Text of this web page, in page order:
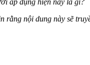
áp dụng hiện nay là gì?
nội dung này sẽ